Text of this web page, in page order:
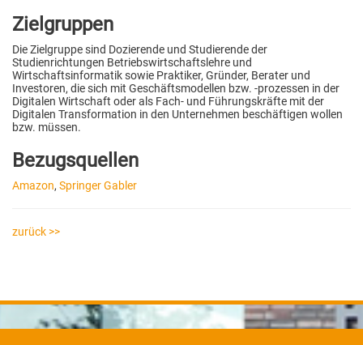
Zielgruppen
Die Zielgruppe sind Dozierende und Studierende der
Studienrichtungen Betriebswirtschaftslehre und
Wirtschaftsinformatik sowie Praktiker, Gründer, Berater und
Investoren, die sich mit Geschäftsmodellen bzw. -prozessen in der
Digitalen Wirtschaft oder als Fach- und Führungskräfte mit der
Digitalen Transformation in den Unternehmen beschäftigen wollen
bzw. müssen.
Bezugsquellen
Amazon, Springer Gabler
zurück >>